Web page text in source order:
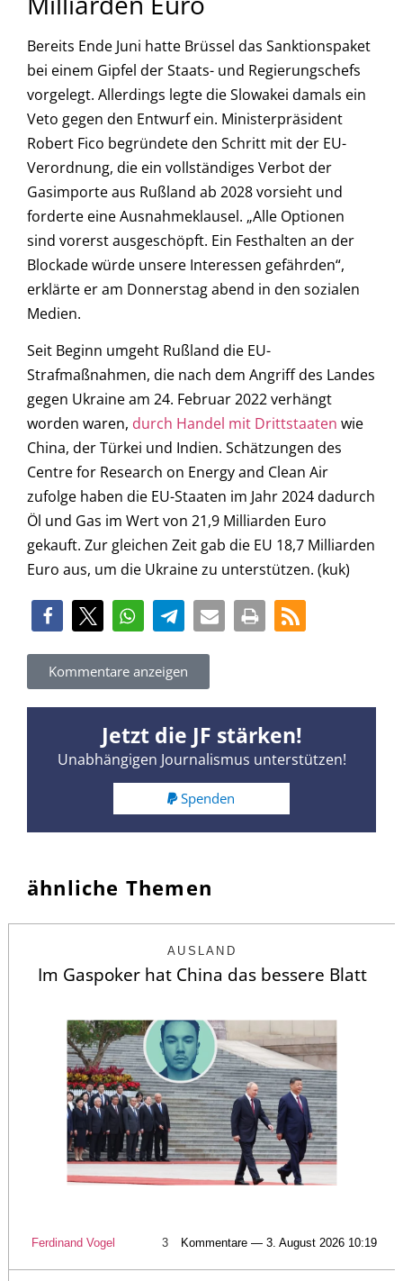
Bereits Ende Juni hatte Brüssel das Sanktionspaket
bei einem Gipfel der Staats- und Regierungschefs
vorgelegt. Allerdings legte die Slowakei damals ein
Veto gegen den Entwurf ein. Ministerpräsident
Robert Fico begründete den Schritt mit der EU-
Verordnung, die ein vollständiges Verbot der
Gasimporte aus Rußland ab 2028 vorsieht und
forderte eine Ausnahmeklausel. „Alle Optionen
sind vorerst ausgeschöpft. Ein Festhalten an der
Blockade würde unsere Interessen gefährden“,
erklärte er am Donnerstag abend in den sozialen
Medien.
Seit Beginn umgeht Rußland die EU-
Strafmaßnahmen, die nach dem Angriff des Landes
gegen Ukraine am 24. Februar 2022 verhängt
worden waren, durch Handel mit Drittstaaten wie
China, der Türkei und Indien. Schätzungen des
Centre for Research on Energy and Clean Air
zufolge haben die EU-Staaten im Jahr 2024 dadurch
Öl und Gas im Wert von 21,9 Milliarden Euro
gekauft. Zur gleichen Zeit gab die EU 18,7 Milliarden
Euro aus, um die Ukraine zu unterstützen. (kuk)
Kommentare anzeigen
Jetzt die JF stärken!
Unabhängigen Journalismus unterstützen!
Spenden
ähnliche Themen
AUSLAND
Im Gaspoker hat China das bessere Blatt
Ferdinand Vogel 3 Kommentare — 3. August 2026 10:19